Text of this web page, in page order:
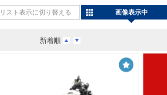
新着順
リスト表示に切り替える 画像表示中